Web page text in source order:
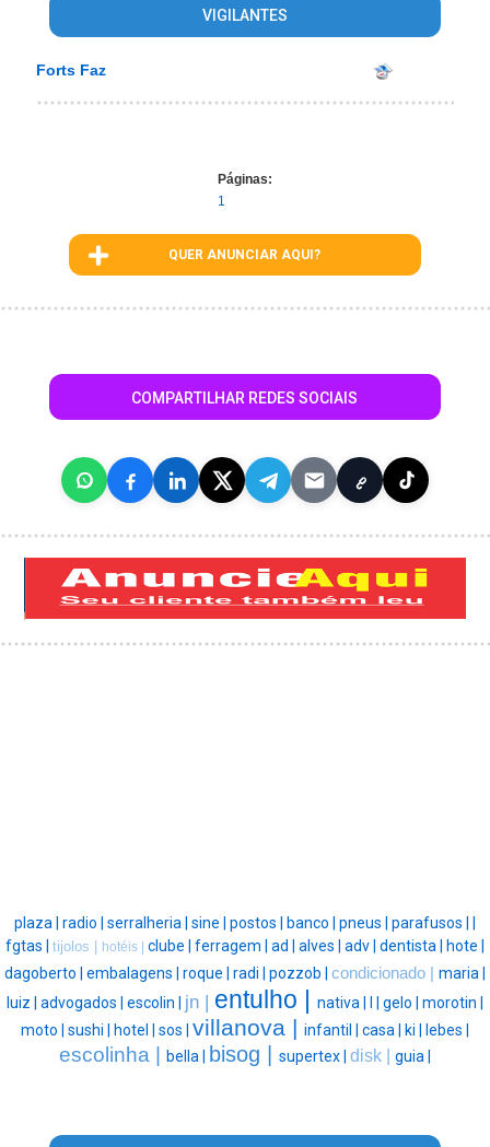
VIGILANTES
Forts Faz
Páginas:
1
QUER ANUNCIAR AQUI?
COMPARTILHAR REDES SOCIAIS
plaza | radio | serralheria | sine | postos | banco | pneus | parafusos |
fgtas | tijolos | hotéis | clube | ferragem | ad | alves | adv | dentista |
hote |
dagoberto | embalagens | roque | radi | pozzob | condicionado | maria |
luiz | advogados | escolin | jn | entulho | nativa | gelo | morotin |
moto | sushi | hotel | sos | villanova | infantil | casa | ki | lebes |
escolinha | bella | bisog | supertex | disk | guia |